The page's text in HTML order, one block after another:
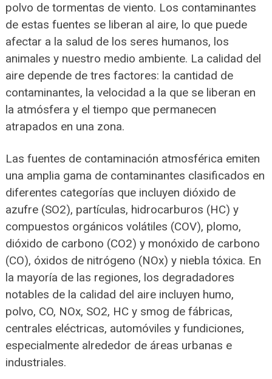
polvo de tormentas de viento. Los contaminantes
de estas fuentes se liberan al aire, lo que puede
afectar a la salud de los seres humanos, los
animales y nuestro medio ambiente. La calidad del
aire depende de tres factores: la cantidad de
contaminantes, la velocidad a la que se liberan en
la atmósfera y el tiempo que permanecen
atrapados en una zona.
Las fuentes de contaminación atmosférica emiten
una amplia gama de contaminantes clasificados en
diferentes categorías que incluyen dióxido de
azufre (SO2), partículas, hidrocarburos (HC) y
compuestos orgánicos volátiles (COV), plomo,
dióxido de carbono (CO2) y monóxido de carbono
(CO), óxidos de nitrógeno (NOx) y niebla tóxica. En
la mayoría de las regiones, los degradadores
notables de la calidad del aire incluyen humo,
polvo, CO, NOx, SO2, HC y smog de fábricas,
centrales eléctricas, automóviles y fundiciones,
especialmente alrededor de áreas urbanas e
industriales.